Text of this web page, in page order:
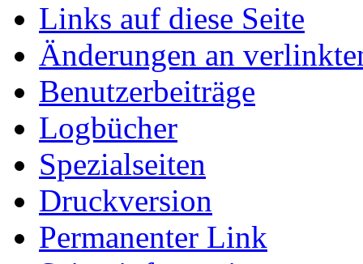
Links auf diese Seite
Änderungen an
Benutzerbeiträge
Logbücher
Spezialseiten
Druckversion
Permanenter Link